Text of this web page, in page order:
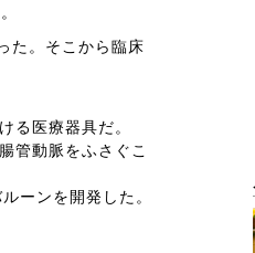
た。そこから臨床
る医療器具だ。
管動脈をふさぐこ
ーンを開発した。